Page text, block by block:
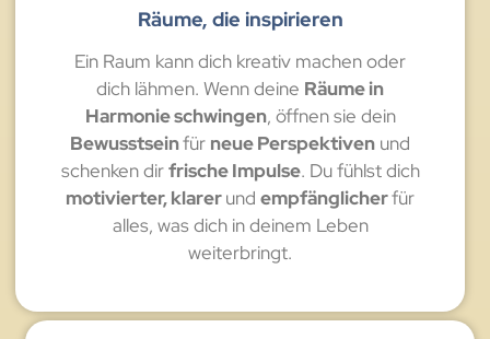
Räume, die inspirieren
Ein Raum kann dich kreativ machen oder
dich lähmen. Wenn deine Räume in
Harmonie schwingen, öffnen sie dein
Bewusstseinfür neue Perspektiven und
schenken dirfrische Impulse. Du fühlst dich
motivierter, klarerundempfänglicherfür
alles, was dich in deinem Leben
weiterbringt.